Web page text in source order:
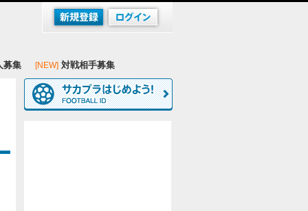
募集 [NEW] 対戦相手募集